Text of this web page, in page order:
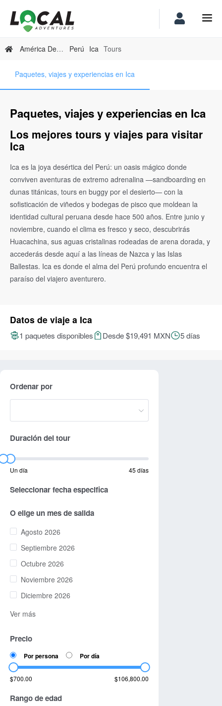
América Del Sur Perú Ica Tours
Paquetes, viajes y experiencias en Ica
Paquetes, viajes y experiencias en Ica
Los mejores tours y viajes para visitar
Ica
Ica es la joya desértica del Perú: un oasis mágico donde
conviven aventuras de extremo adrenalina —sandboarding en
dunas titánicas, tours en buggy por el desierto— con la
sofisticación de viñedos y bodegas de pisco que moldean la
identidad cultural peruana desde hace 500 años. Entre junio y
noviembre, cuando el clima es fresco y seco, descubrirás
Huacachina, sus aguas cristalinas rodeadas de arena dorada, y
accederás desde aquí a las líneas de Nazca y las Islas
Ballestas. Ica es donde el alma del Perú profundo encuentra el
paraíso del viajero aventurero.
Datos de viaje a Ica
1 paquetes disponibles Desde $19,491 MXN 5 días
Ordenar por
Duración del tour
Un día 45 días
Seleccionar fecha especifica
O elige un mes de salida
Agosto 2026
Septiembre 2026
Octubre 2026
Noviembre 2026
Diciembre 2026
Ver más
Precio
Por persona Por día
$700.00 $106,800.00
Rango de edad